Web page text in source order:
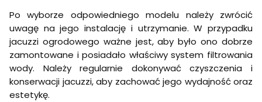
Po wyborze odpowiedniego modelu należy zwrócić
uwagę na jego instalację i utrzymanie. W przypadku
jacuzzi ogrodowego ważne jest, aby było ono dobrze
zamontowane i posiadało właściwy system filtrowania
wody. Należy regularnie dokonywać czyszczenia i
konserwacji jacuzzi, aby zachować jego wydajność oraz
estetykę.